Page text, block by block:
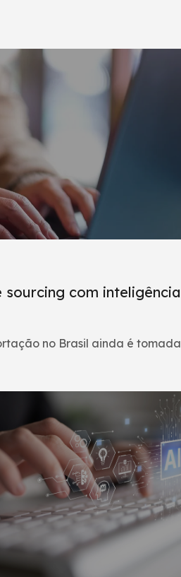
com inteligência
no Brasil ainda é tomada